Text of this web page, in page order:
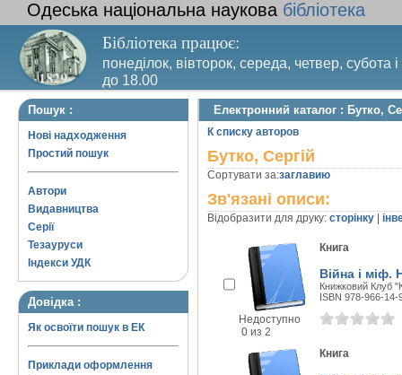
Одеська національна наукова бібліотека
Бібліотека працює:
понеділок, вівторок, середа, четвер, субота
до 18.00
Вихідний день – п’ятниця. Останній четвер
Пошук :
Нові надходження
Простий пошук
Автори
Видавництва
Серії
Тезауруси
Індекси УДК
Довідка :
Як освоїти пошук в ЕК
Приклади оформлення
Електронний каталог : Бутко,
К списку авторов
Бутко, Сергій
Сортувати за:заглавию
Зв'язані описи:
Відобразити для друку: сторінку
Недоступно
0 из 2
Книга
Війна і міф.
Книжковий Клуб
ISBN 978-966-14-
Книга